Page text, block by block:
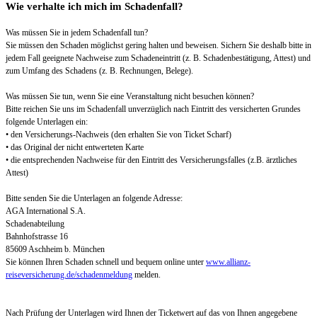
Wie verhalte ich mich im Schadenfall?
Was müssen Sie in jedem Schadenfall tun?
Sie müssen den Schaden möglichst gering halten und beweisen. Sichern Sie deshalb bitte in
jedem Fall geeignete Nachweise zum Schadeneintritt (z. B. Schadenbestätigung, Attest) und
zum Umfang des Schadens (z. B. Rechnungen, Belege).
Was müssen Sie tun, wenn Sie eine Veranstaltung nicht besuchen können?
Bitte reichen Sie uns im Schadenfall unverzüglich nach Eintritt des versicherten Grundes
folgende Unterlagen ein:
• den Versicherungs-Nachweis (den erhalten Sie von Ticket Scharf)
• das Original der nicht entwerteten Karte
• die entsprechenden Nachweise für den Eintritt des Versicherungsfalles (z.B. ärztliches
Attest)
Bitte senden Sie die Unterlagen an folgende Adresse:
AGA International S.A.
Schadenabteilung
Bahnhofstrasse 16
85609 Aschheim b. München
Sie können Ihren Schaden schnell und bequem online unter www.allianz-
reiseversicherung.de/schadenmeldung melden.
Nach Prüfung der Unterlagen wird Ihnen der Ticketwert auf das von Ihnen angegebene